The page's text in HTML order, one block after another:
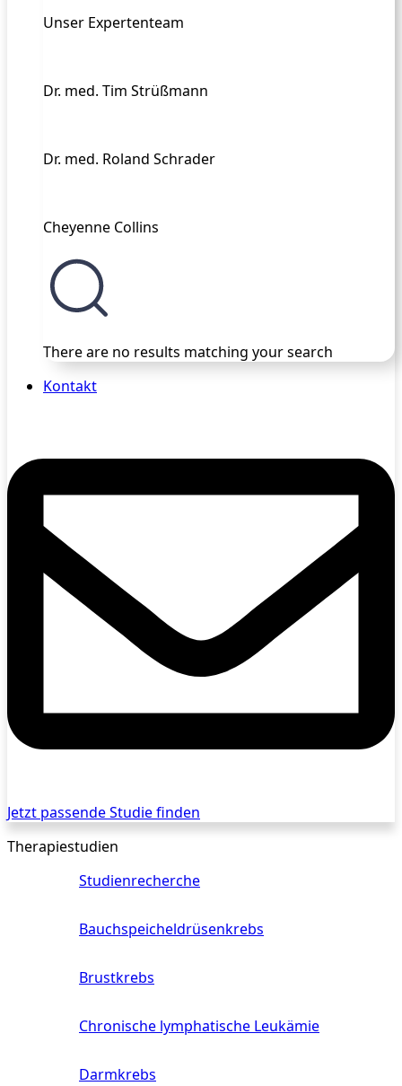
Unser Expertenteam
Dr. med. Tim Strüßmann
Dr. med. Roland Schrader
Cheyenne Collins
There are no results matching your search
Kontakt
Jetzt passende Studie finden
Therapiestudien
Studienrecherche
Bauchspeicheldrüsenkrebs
Brustkrebs
Chronische lymphatische Leukämie
Darmkrebs